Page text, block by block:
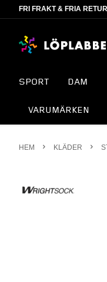
FRI FRAKT & FRIA
SPORT DAM
VARUMÄRKEN
HEM KLÄDER